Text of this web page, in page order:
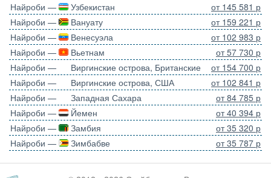
Найроби —
Узбекистан
от 145 581 р
Найроби —
Вануату
от 159 221 р
Найроби —
Венесуэла
от 102 983 р
Найроби —
Вьетнам
от 57 730 р
Найроби —
Виргинские острова, Британские
от 154 700 р
Найроби —
Виргинские острова, США
от 102 841 р
Найроби —
Западная Сахара
от 84 785 р
Найроби —
Йемен
от 40 394 р
Найроби —
Замбия
от 35 320 р
Найроби —
Зимбабве от 35 787 р